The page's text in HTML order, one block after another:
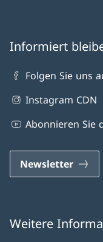
Informiert
Folgen Sie uns
Instagram CDN
Abonnieren Sie
Newsletter
Weitere